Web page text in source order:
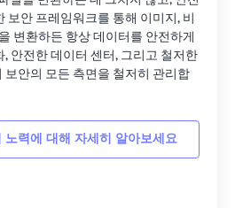
보안 프레임워크를 통해 이미지, 비
변환하든 항상 데이터를 안전하게
안전한 데이터 센터, 그리고 철저한
보안의 모든 측면을 철저히 관리합
노력에 대해 자세히 알아보세요